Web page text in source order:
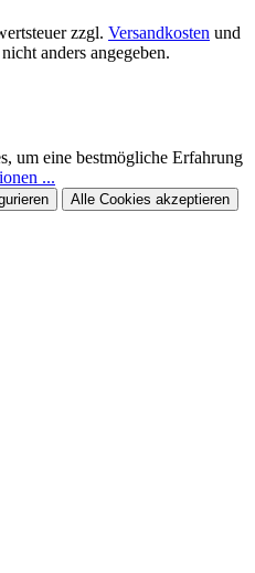
zzgl. Versandkosten und
anders angegeben.
um eine bestmögliche Erfahrung
...
Alle Cookies akzeptieren